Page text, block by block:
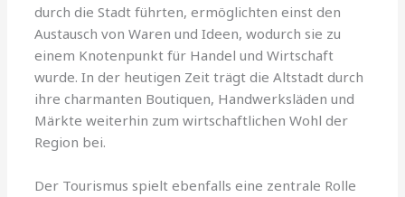
durch die Stadt führten, ermöglichten einst den
Austausch von Waren und Ideen, wodurch sie zu
einem Knotenpunkt für Handel und Wirtschaft
wurde. In der heutigen Zeit trägt die Altstadt durch
ihre charmanten Boutiquen, Handwerksläden und
Märkte weiterhin zum wirtschaftlichen Wohl der
Region bei.
Der Tourismus spielt ebenfalls eine zentrale Rolle